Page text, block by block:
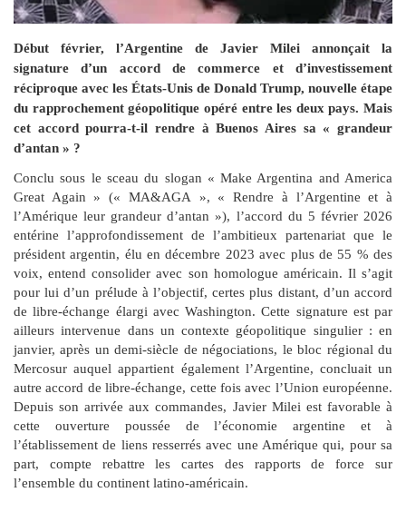
Début février, l’Argentine de Javier Milei annonçait la
signature d’un accord de commerce et d’investissement
réciproque avec les États-Unis de Donald Trump, nouvelle étape
du rapprochement géopolitique opéré entre les deux pays. Mais
cet accord pourra-t-il rendre à Buenos Aires sa « grandeur
d’antan » ?
Conclu sous le sceau du slogan « Make Argentina and America
Great Again » (« MA&AGA », « Rendre à l’Argentine et à
l’Amérique leur grandeur d’antan »), l’accord du 5 février 2026
entérine l’approfondissement de l’ambitieux partenariat que le
président argentin, élu en décembre 2023 avec plus de 55 % des
voix, entend consolider avec son homologue américain. Il s’agit
pour lui d’un prélude à l’objectif, certes plus distant, d’un accord
de libre-échange élargi avec Washington. Cette signature est par
ailleurs intervenue dans un contexte géopolitique singulier : en
janvier, après un demi-siècle de négociations, le bloc régional du
Mercosur auquel appartient également l’Argentine, concluait un
autre accord de libre-échange, cette fois avec l’Union européenne.
Depuis son arrivée aux commandes, Javier Milei est favorable à
cette ouverture poussée de l’économie argentine et à
l’établissement de liens resserrés avec une Amérique qui, pour sa
part, compte rebattre les cartes des rapports de force sur
l’ensemble du continent latino-américain.